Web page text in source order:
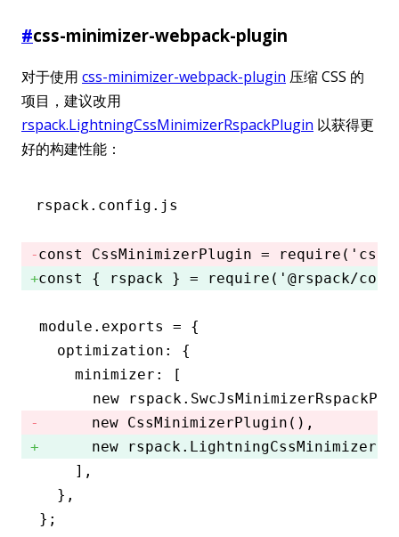
#css-minimizer-webpack-plugin
对于使用 css-minimizer-webpack-plugin 压缩 CSS 的
项目，建议改用
rspack.LightningCssMinimizerRspackPlugin 以获得更
好的构建性能：
rspack.config.js
const CssMinimizerPlugin = require ( 'css-
const
{ rspack } = require ( '@rspack/
module . exports = {
  optimization
:
{
    minimizer
:
[
      new
rspack
      new
CssMinimizerPlugin () ,
      new
rspack
    ]
,
  }
,
};